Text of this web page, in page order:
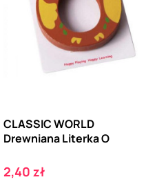
CLASSIC WORLD
Drewniana Literka O
Cena
2,40 zł